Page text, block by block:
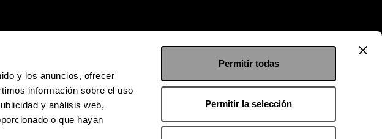
y los anuncios, ofrecer
información sobre el uso
y análisis web,
o que hayan
Permitir todas
Permitir la selección